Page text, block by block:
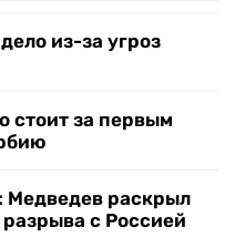
из-за угроз
стоит за первым
Медведев раскрыл
с Россией